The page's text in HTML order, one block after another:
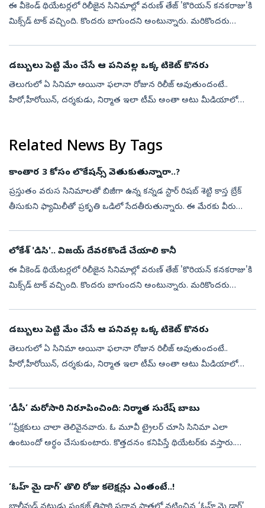
ఈ వీకెండ్ థియేటర్లలో రిలీజైన సినిమాల్లో వరుణ్ తేజ్ 'కొరియన్ కనకరాజు'కి
మిక్స్‌డ్ టాక్ వచ్చింది. కొందరు బాగుందని అంటున్నారు. మరికొందరు
డబ్బులు పెట్టి మేం చేసే ఆ పనివల్ల ఒక్క టికెట్ కొనరు
తెలుగులో ఏ సినిమా అయినా ఫలానా రోజున రిలీజ్ అవుతుందంటే..
హీరో,హీరోయిన్, దర్శకుడు, నిర్మాత ఇలా టీమ్ అంతా అటు మీడియాలో
Related News By Tags
కాంతార 3 కోసం లొకేషన్స్‌ వెతుకుతున్నారా..?
ప్రస్తుతం వరుస సినిమాలతో బిజీగా ఉన్న కన్నడ స్టార్‌ రిషబ్ శెట్టి కాస్త బ్రేక్‌
తీసుకుని ఫ్యామిలీతో ప్రకృతి ఒడిలో సేదతీరుతున్నారు. ఈ మేరకు వీరు
లోకేశ్ 'డిసి'.. విజయ్ దేవరకొండే చేయాలి కానీ
ఈ వీకెండ్ థియేటర్లలో రిలీజైన సినిమాల్లో వరుణ్ తేజ్ 'కొరియన్ కనకరాజు'కి
మిక్స్‌డ్ టాక్ వచ్చింది. కొందరు బాగుందని అంటున్నారు. మరికొందరు
డబ్బులు పెట్టి మేం చేసే ఆ పనివల్ల ఒక్క టికెట్ కొనరు
తెలుగులో ఏ సినిమా అయినా ఫలానా రోజున రిలీజ్ అవుతుందంటే..
హీరో,హీరోయిన్, దర్శకుడు, నిర్మాత ఇలా టీమ్ అంతా అటు మీడియాలో
‘డీసీ’ మరోసారి నిరూపించింది: నిర్మాత సురేష్‌ బాబు
‘‘ప్రేక్షకులు చాలా తెలివైనవారు. ఓ మూవీ ట్రైలర్‌ చూసి సినిమా ఎలా
ఉంటుందో అర్థం చేసుకుంటారు. కొత్తదనం కనిపిస్తే థియేటర్‌కు వస్తారు.
‘ఓహ్‌ మై డాగ్‌’ తొలి రోజు కలెక్షన్లు ఎంతంటే..!